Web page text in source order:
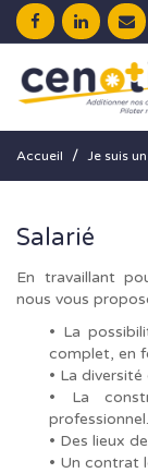
Accueil / Je suis
Salarié
En travaillant
nous vous
• La
complet, en
• La
• La
professionnel.
• Des lieux
• Un contrat